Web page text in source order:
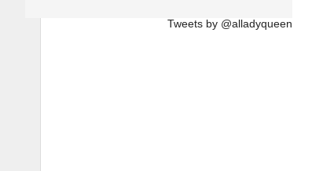
Tweets by @alladyqueen